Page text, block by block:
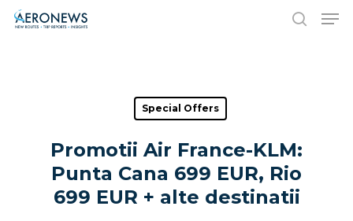
Hit enter to search or ESC to close
Special Offers
Promotii Air France-KLM:
Punta Cana 699 EUR, Rio
699 EUR + alte destinatii